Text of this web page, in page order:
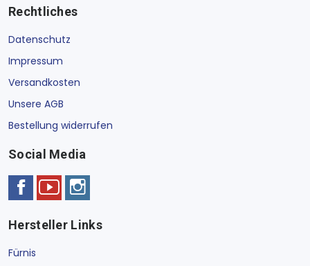
Rechtliches
Datenschutz
Impressum
Versandkosten
Unsere AGB
Bestellung widerrufen
Social Media
Hersteller Links
Fürnis